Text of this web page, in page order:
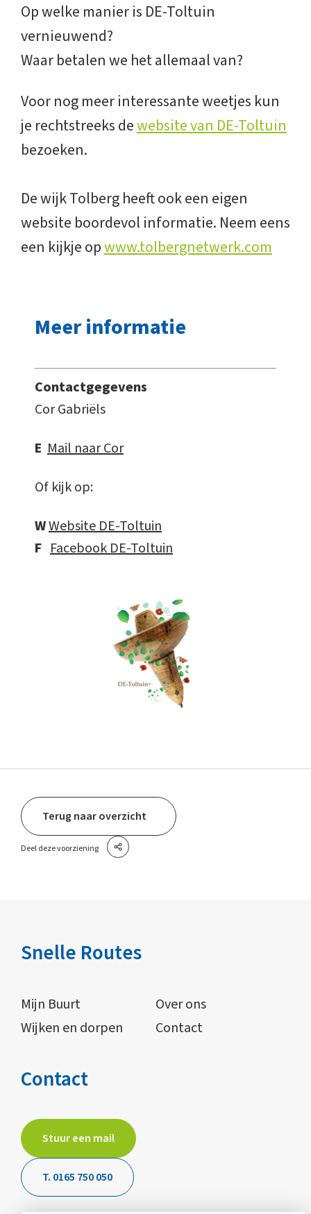
Op welke manier is DE-Toltuin
vernieuwend?
Waar betalen we het allemaal van?
Voor nog meer interessante weetjes kun
je rechtstreeks dewebsite van DE-Toltuin
bezoeken.
De wijk Tolberg heeft ook een eigen
website boordevol informatie. Neem eens
een kijkje opwww.tolbergnetwerk.com
Meer informatie
Contactgegevens
Cor Gabriëls
E Mail naar Cor
Of kijk op:
WWebsite DE-Toltuin
F Facebook DE-Toltuin
Terug naar overzicht
Deel deze voorziening
Snelle Routes
Mijn Buurt
Over ons
Wijken en dorpen
Contact
Contact
Stuur een mail
T. 0165 750 050